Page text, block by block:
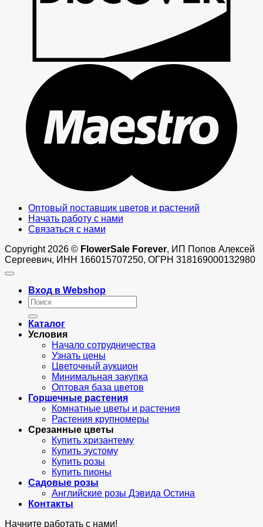
Оптовый поставщик цветов и растений
Начать работу с нами
Связаться с нами
Copyright 2026 © FlowerSale Forever, ИП Попов Алексей
Сергеевич, ИНН 166015707250, ОГРН 318169000132980
Вход в Webshop
Искать:
Каталог
Условия
Начало сотрудничества
Узнать цены
Цветочный аукцион
Минимальная закупка
Оптовая база цветов
Горшечные растения
Комнатные цветы и растения
Растения крупномеры
Срезанные цветы
Купить хризантему
Купить эустому
Купить розы
Купить пионы
Садовые розы
Английские розы Дэвида Остина
Контакты
Начните работать с нами!